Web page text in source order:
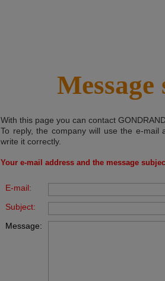
Message
With this page you can contact
To reply, the company will use the e-mail
write it correctly.
Your e-mail address and the message
E-mail:
Subject:
Message: